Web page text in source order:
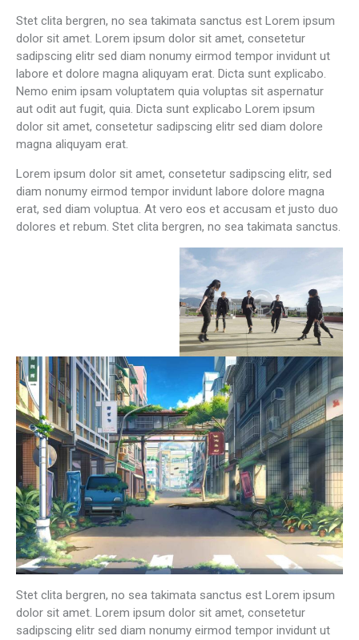
Stet clita bergren, no sea takimata sanctus est Lorem ipsum
dolor sit amet. Lorem ipsum dolor sit amet, consetetur
sadipscing elitr sed diam nonumy eirmod tempor invidunt ut
labore et dolore magna aliquyam erat. Dicta sunt explicabo.
Nemo enim ipsam voluptatem quia voluptas sit aspernatur
aut odit aut fugit, quia. Dicta sunt explicabo Lorem ipsum
dolor sit amet, consetetur sadipscing elitr sed diam dolore
magna aliquyam erat.
Lorem ipsum dolor sit amet, consetetur sadipscing elitr, sed
diam nonumy eirmod tempor invidunt labore dolore magna
erat, sed diam voluptua. At vero eos et accusam et justo duo
dolores et rebum. Stet clita bergren, no sea takimata sanctus.
Stet clita bergren, no sea takimata sanctus est Lorem ipsum
dolor sit amet. Lorem ipsum dolor sit amet, consetetur
sadipscing elitr sed diam nonumy eirmod tempor invidunt ut